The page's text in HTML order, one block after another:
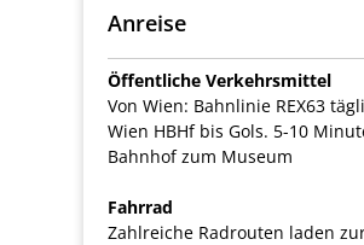
Anreise
Öffentliche Verkehrsmittel
Von Wien: Bahnlinie REX63
Wien HBHf bis Gols. 5-10
Bahnhof zum Museum
Fahrrad
Zahlreiche Radrouten laden